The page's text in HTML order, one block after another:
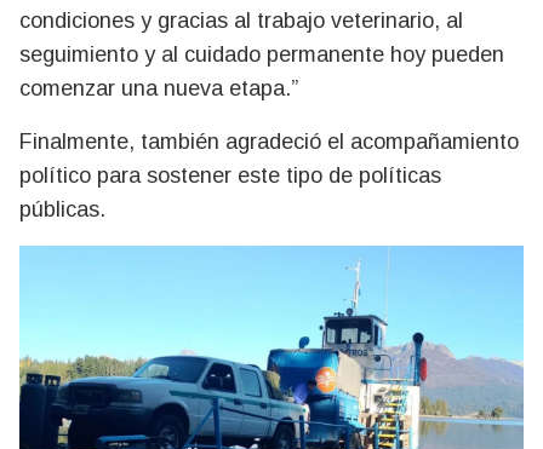
condiciones y gracias al trabajo veterinario, al
seguimiento y al cuidado permanente hoy pueden
comenzar una nueva etapa.”
Finalmente, también agradeció el acompañamiento
político para sostener este tipo de políticas
públicas.